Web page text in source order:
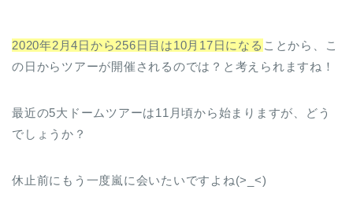
2020年2月4日から256日目は10月17日になる ことから、こ
の日からツアーが開催されるのでは？と考えられますね！
最近の5大ドームツアーは11月頃から始まりますが、どう
でしょうか？
休止前にもう一度嵐に会いたいですよね(>_<)